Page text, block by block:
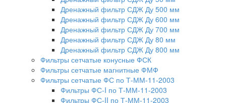
Дренажный фильтр СДЖ Ду 500 мм
Дренажный фильтр СДЖ Ду 600 мм
Дренажный фильтр СДЖ Ду 700 мм
Дренажный фильтр СДЖ Ду 80 мм
Дренажный фильтр СДЖ Ду 800 мм
Фильтры сетчатые конусные ФСК
Фильтры сетчатые магнитные ФМФ
Фильтры сетчатые ФС по Т-ММ-11-2003
Фильтры ФС-I по Т-ММ-11-2003
Фильтры ФС-II по Т-ММ-11-2003